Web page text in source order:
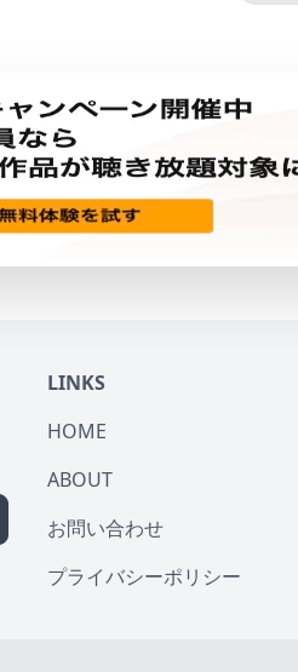
LINKS
HOME
ABOUT
お問い合わせ
プライバシーポリシー